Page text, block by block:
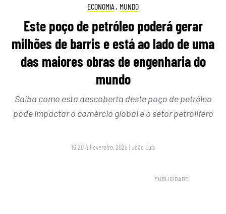
ECONOMIA , MUNDO
Este poço de petróleo poderá gerar
milhões de barris e está ao lado de uma
das maiores obras de engenharia do
mundo
Saiba como esta descoberta deste poço de petróleo
pode impactar o comércio global e o setor petrolífero
16:20 4 Fevereiro, 2025 |João Luís